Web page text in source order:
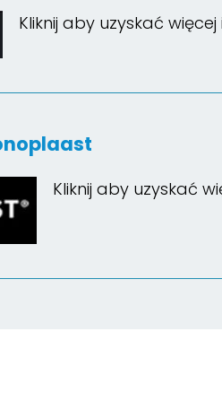
Kliknij aby uzyskać
Kliknij aby uzyskać